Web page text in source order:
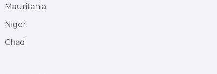
Mauritania
Niger
Chad